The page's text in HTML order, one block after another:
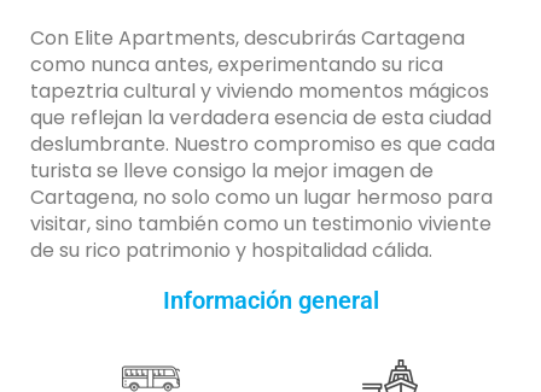
Con Elite Apartments, descubrirás Cartagena
como nunca antes, experimentando su rica
tapeztria cultural y viviendo momentos mágicos
que reflejan la verdadera esencia de esta ciudad
deslumbrante. Nuestro compromiso es que cada
turista se lleve consigo la mejor imagen de
Cartagena, no solo como un lugar hermoso para
visitar, sino también como un testimonio viviente
de su rico patrimonio y hospitalidad cálida.
Información general